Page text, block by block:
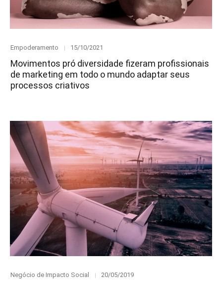
Category
Empoderamento
Posted
15/10/2021
Movimentos pró diversidade fizeram profissionais
de marketing em todo o mundo adaptar seus
processos criativos
Category
Negócio de Impacto Social
Posted
20/05/2019